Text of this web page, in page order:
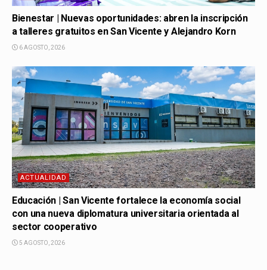
Bienestar | Nuevas oportunidades: abren la inscripción
a talleres gratuitos en San Vicente y Alejandro Korn
6 AGOSTO, 2026
ACTUALIDAD
Educación | San Vicente fortalece la economía social
con una nueva diplomatura universitaria orientada al
sector cooperativo
5 AGOSTO, 2026